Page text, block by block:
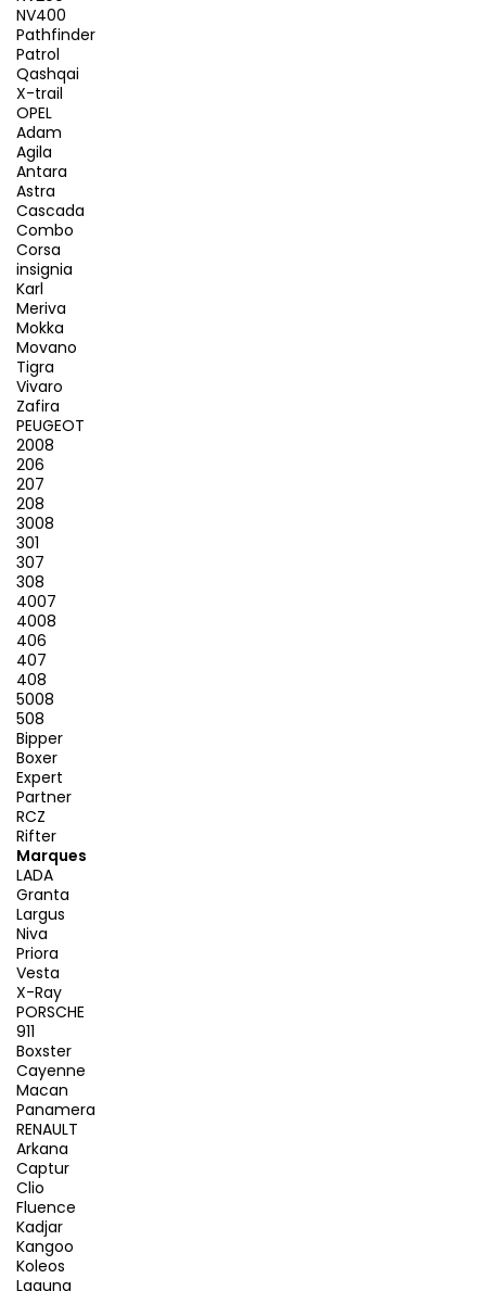
NV400
Pathfinder
Patrol
Qashqai
X-trail
OPEL
Adam
Agila
Antara
Astra
Cascada
Combo
Corsa
insignia
Karl
Meriva
Mokka
Movano
Tigra
Vivaro
Zafira
PEUGEOT
2008
206
207
208
3008
301
307
308
4007
4008
406
407
408
5008
508
Bipper
Boxer
Expert
Partner
RCZ
Rifter
Marques
LADA
Granta
Largus
Niva
Priora
Vesta
X-Ray
PORSCHE
911
Boxster
Cayenne
Macan
Panamera
RENAULT
Arkana
Captur
Clio
Fluence
Kadjar
Kangoo
Koleos
Laguna